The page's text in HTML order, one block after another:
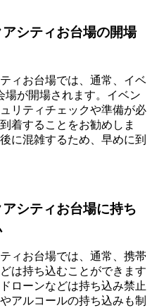
シティお台場の開場
ィお台場では、通常、イベ
場が開場されます。イベン
リティチェックや準備が必
着することをお勧めしま
に混雑するため、早めに到
シティお台場に持ち
ィお台場では、通常、携帯
は持ち込むことができます
ローンなどは持ち込み禁止
アルコールの持ち込みも制